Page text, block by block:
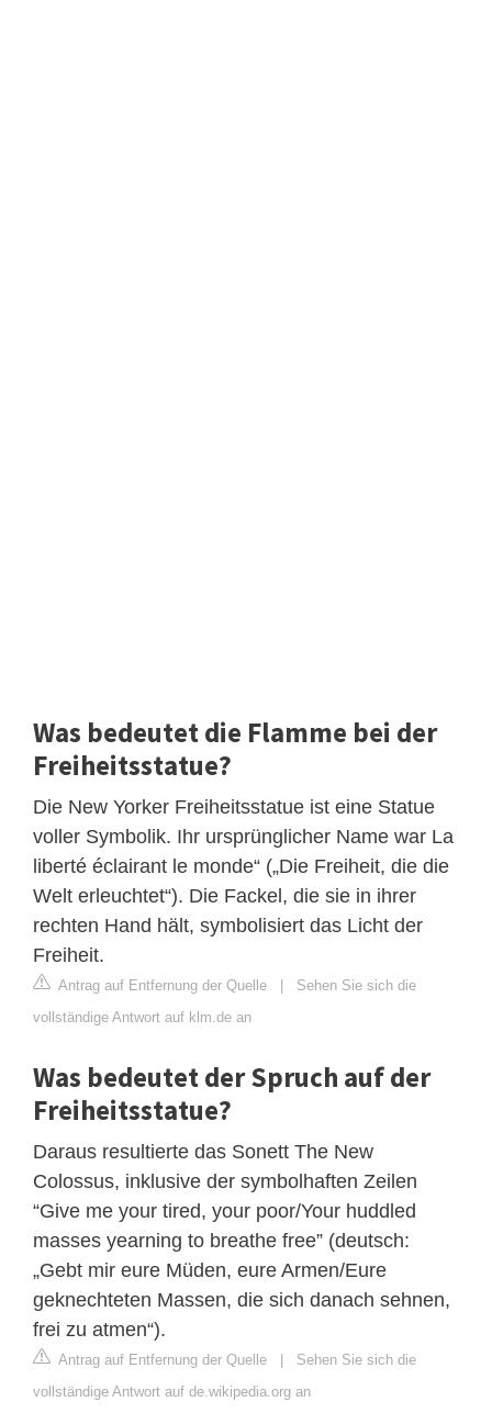
Was bedeutet die Flamme bei der
Freiheitsstatue?
Die New Yorker Freiheitsstatue ist eine Statue
voller Symbolik. Ihr ursprünglicher Name war La
liberté éclairant le monde“ („Die Freiheit, die die
Welt erleuchtet“). Die Fackel, die sie in ihrer
rechten Hand hält, symbolisiert das Licht der
Freiheit.
Antrag auf Entfernung der Quelle | Sehen Sie sich die
vollständige Antwort auf klm.de an
Was bedeutet der Spruch auf der
Freiheitsstatue?
Daraus resultierte das Sonett The New
Colossus, inklusive der symbolhaften Zeilen
“Give me your tired, your poor/Your huddled
masses yearning to breathe free” (deutsch:
„Gebt mir eure Müden, eure Armen/Eure
geknechteten Massen, die sich danach sehnen,
frei zu atmen“).
Antrag auf Entfernung der Quelle | Sehen Sie sich die
vollständige Antwort auf de.wikipedia.org an